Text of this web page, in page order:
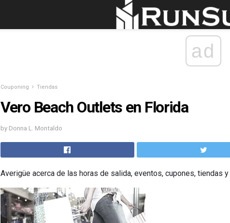
ad
Couponing Tiendas
Vero Beach Outlets en Florida
by Donna L. Montaldo
Averigüe acerca de las horas de salida, eventos, cupones, tiendas